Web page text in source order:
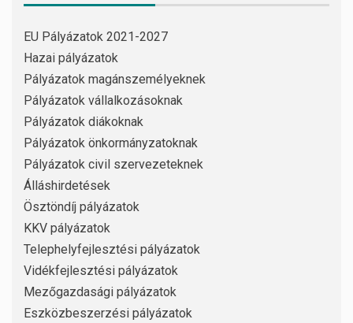
EU Pályázatok 2021-2027
Hazai pályázatok
Pályázatok magánszemélyeknek
Pályázatok vállalkozásoknak
Pályázatok diákoknak
Pályázatok önkormányzatoknak
Pályázatok civil szervezeteknek
Álláshirdetések
Ösztöndíj pályázatok
KKV pályázatok
Telephelyfejlesztési pályázatok
Vidékfejlesztési pályázatok
Mezőgazdasági pályázatok
Eszközbeszerzési pályázatok